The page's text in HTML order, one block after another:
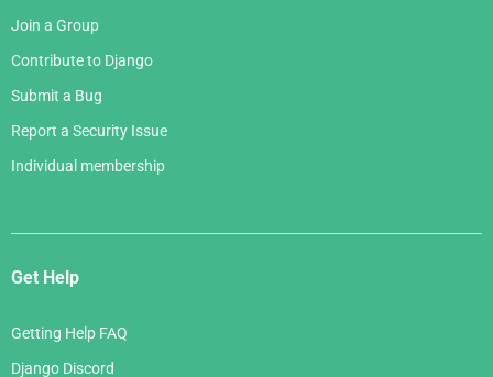
Join a Group
Contribute to Django
Submit a Bug
Report a Security Issue
Individual membership
Get Help
Getting Help FAQ
Django Discord